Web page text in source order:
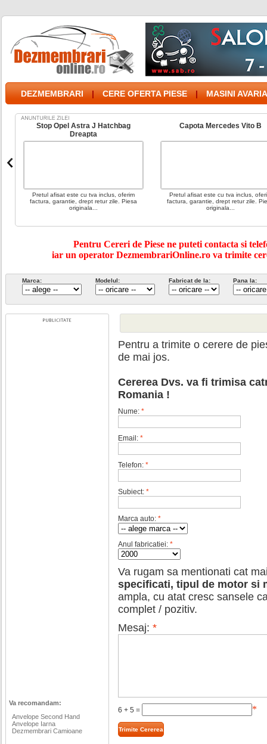
DEZMEMBRARI | CERE OFERTA PIESE | MASINI
Stop Opel Astra J Hatchbag
Dreapta
Pretul afisat este cu tva inclus, oferim
factura, garantie, drept retur zile. Piesa
originala...
Capota Mercedes Vito B
Pretul afisat este cu tva inclus,
factura, garantie, drept retur zile.
originala...
Pentru Cereri de Piese ne puteti contacta si
iar un operator DezmembrariOnline.ro va trimite
Marca: Modelul: Fabricat de la: Pana la:
Va recomandam:
Anvelope Second Hand
Anvelope Iarna
Dezmembrari Camioane
Pentru a trimite o cerere de
de mai jos.
Cererea Dvs. va fi trimisa
Romania !
Nume: *
Email: *
Telefon: *
Subiect: *
Marca auto: *
Anul fabricatiei: *
Va rugam sa mentionati cat
specificati, tipul de motor si
ampla, cu atat cresc sansele
complet / pozitiv.
Mesaj: *
6 + 5 = *